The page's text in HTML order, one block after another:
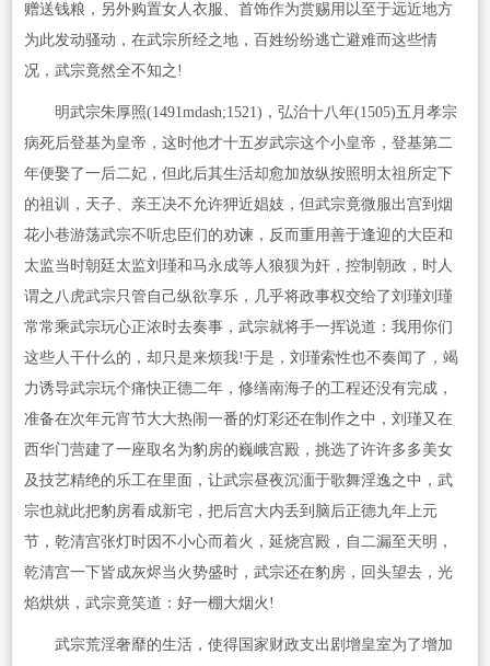
赠送钱粮，另外购置女人衣服、首饰作为赏赐用以至于远近地方
为此发动骚动，在武宗所经之地，百姓纷纷逃亡避难而这些情
况，武宗竟然全不知之!
明武宗朱厚照(1491mdash;1521)，弘治十八年(1505)五月孝宗
病死后登基为皇帝，这时他才十五岁武宗这个小皇帝，登基第二
年便娶了一后二妃，但此后其生活却愈加放纵按照明太祖所定下
的祖训，天子、亲王决不允许狎近娼妓，但武宗竟微服出宫到烟
花小巷游荡武宗不听忠臣们的劝谏，反而重用善于逢迎的大臣和
太监当时朝廷太监刘瑾和马永成等人狼狈为奸，控制朝政，时人
谓之八虎武宗只管自己纵欲享乐，几乎将政事权交给了刘瑾刘瑾
常常乘武宗玩心正浓时去奏事，武宗就将手一挥说道：我用你们
这些人干什么的，却只是来烦我!于是，刘瑾索性也不奏闻了，竭
力诱导武宗玩个痛快正德二年，修缮南海子的工程还没有完成，
准备在次年元宵节大大热闹一番的灯彩还在制作之中，刘瑾又在
西华门营建了一座取名为豹房的巍峨宫殿，挑选了许许多多美女
及技艺精绝的乐工在里面，让武宗昼夜沉湎于歌舞淫逸之中，武
宗也就此把豹房看成新宅，把后宫大内丢到脑后正德九年上元
节，乾清宫张灯时因不小心而着火，延烧宫殿，自二漏至天明，
乾清宫一下皆成灰烬当火势盛时，武宗还在豹房，回头望去，光
焰烘烘，武宗竟笑道：好一棚大烟火!
武宗荒淫奢靡的生活，使得国家财政支出剧增皇室为了增加